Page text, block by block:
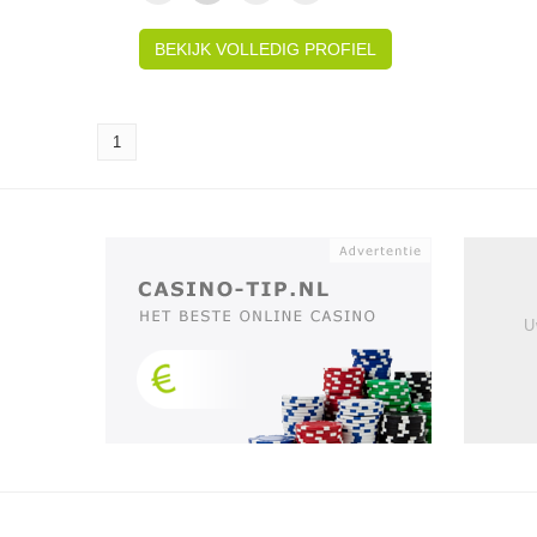
BEKIJK VOLLEDIG PROFIEL
1